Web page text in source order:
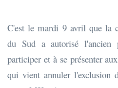
C'est le mardi 9 avril que la
du Sud a autorisé l'ancien
participer et à se présenter
qui vient annuler l'exclusion